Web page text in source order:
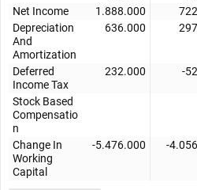
Net Income 1.888.000
Depreciation
And
Amortization
636.000
Deferred
Income Tax
232.000 -
Stock Based
Compensatio
n
Change In
Working
Capital
-5.476.000 -